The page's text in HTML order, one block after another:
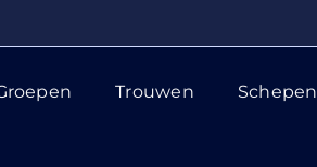
Trouwen Schepen